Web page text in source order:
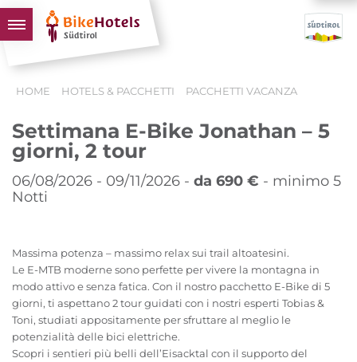
TOUR & TERRITORI
L'ALTO ADIGE & NOI
INFO UTILI
HOME HOTELS & PACCHETTI PACCHETTI VACANZA
Settimana E-Bike Jonathan – 5
giorni, 2 tour
06/08/2026 - 09/11/2026 - da 690 € - minimo 5
Notti
Massima potenza – massimo relax sui trail altoatesini.
Le E-MTB moderne sono perfette per vivere la montagna in
modo attivo e senza fatica. Con il nostro pacchetto E-Bike di 5
giorni, ti aspettano 2 tour guidati con i nostri esperti Tobias &
Toni, studiati appositamente per sfruttare al meglio le
potenzialità delle bici elettriche.
Scopri i sentieri più belli dell’Eisacktal con il supporto del